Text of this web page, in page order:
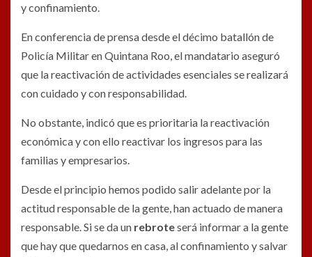
y confinamiento.
En conferencia de prensa desde el décimo batallón de
Policía Militar en Quintana Roo, el mandatario aseguró
que la reactivación de actividades esenciales se realizará
con cuidado y con responsabilidad.
No obstante, indicó que es prioritaria la reactivación
económica y con ello reactivar los ingresos para las
familias y empresarios.
Desde el principio hemos podido salir adelante por la
actitud responsable de la gente, han actuado de manera
responsable. Si se da un rebroteserá informar a la gente
que hay que quedarnos en casa, al confinamiento y salvar